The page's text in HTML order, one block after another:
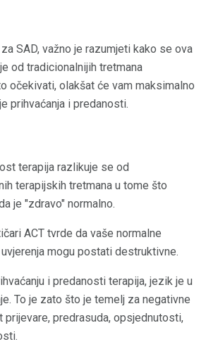
SAD, važno je razumjeti kako se ova
od tradicionalnijih tretmana
očekivati, olakšat će vam maksimalno
prihvaćanja i predanosti.
terapija razlikuje se od
terapijskih tretmana u tome što
je "zdravo" normalno.
ACT tvrde da vaše normalne
mogu postati destruktivne.
i predanosti terapija, jezik je u
To je zato što je temelj za negativne
predrasuda, opsjednutosti,